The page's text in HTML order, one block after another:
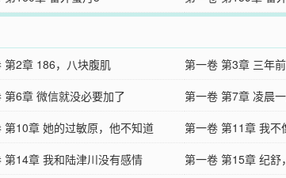
第2章 186，八块腹肌 第一卷 第3章 三年
第6章 微信就没必要加了 第一卷 第7章 凌晨
第10章 她的过敏原，他不知道 第一卷 第11章 我不
第14章 我和陆津川没有感情
第一卷 第15章 纪舒